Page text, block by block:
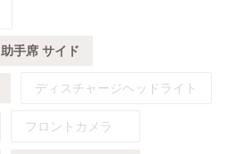
助手席 サイド
ディスチャージヘッドライト
フロントカメラ